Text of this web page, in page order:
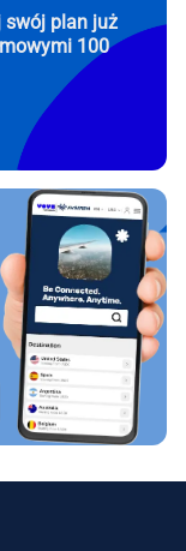
swój plan już
100